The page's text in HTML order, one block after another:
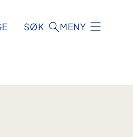
SØK MENY